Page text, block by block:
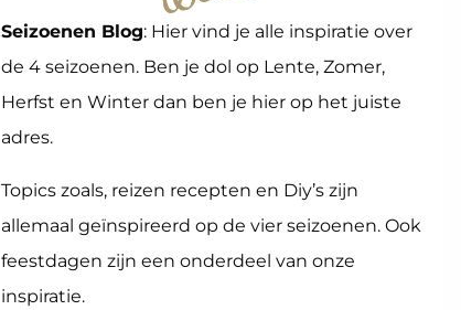
Seizoenen Blog: Hier vind je alle inspiratie over
de 4 seizoenen. Ben je dol op Lente, Zomer,
Herfst en Winter dan ben je hier op het juiste
adres.
Topics zoals, reizen recepten en Diy’s zijn
allemaal geïnspireerd op de vier seizoenen. Ook
feestdagen zijn een onderdeel van onze
inspiratie.